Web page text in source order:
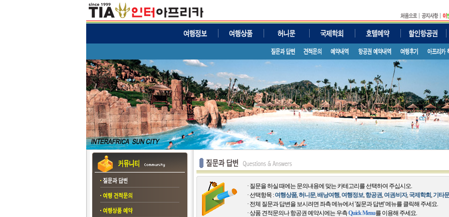
· 질문을 하실 때에는 문의내용에 맞는 카테고리를 선택하여 주십시오.
· 선택항목 :여행상품,허니문,배낭여행,여행정보,항공권,여권/비자,국제학회,기타
· 전체 질문과 답변을 보시려면 좌측 메뉴에서 '질문과 답변' 메뉴를 클릭해 주세요.
· 상품 견적문의나 항공권 예약시에는 우측Quick Menu를 이용해 주세요.